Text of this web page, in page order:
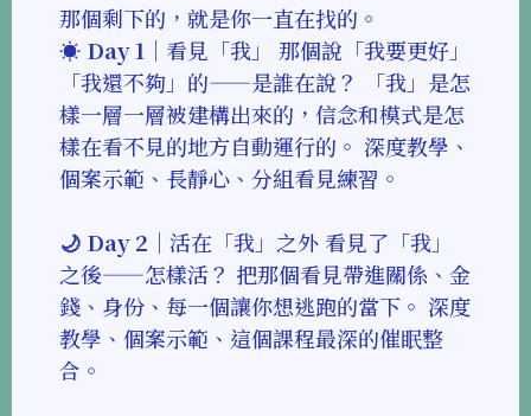
那個剩下的，就是你一直在找的。
☀️ Day 1 ｜看見「我」 那個說「我要更好」
「我還不夠」的——是誰在說？ 「我」是怎
樣一層一層被建構出來的，信念和模式是怎
樣在看不見的地方自動運行的。 深度教學、
個案示範、長靜心、分組看見練習。
🌙 Day 2 ｜活在「我」之外 看見了「我」
之後——怎樣活？ 把那個看見帶進關係、金
錢、身份、每一個讓你想逃跑的當下。 深度
教學、個案示範、這個課程最深的催眠整
合。